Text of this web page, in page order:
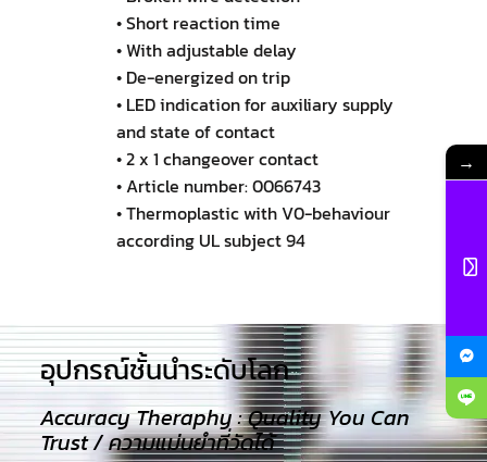
• Short reaction time
• With adjustable delay
• De-energized on trip
• LED indication for auxiliary supply
and state of contact
• 2 x 1 changeover contact
• Article number: 0066743
• Thermoplastic with V0-behaviour
according UL subject 94
อุปกรณ์ชั้นนำระดับโลก​
Accuracy Theraphy : Quality You Can
Trust / ความแม่นยำที่วัดได้
→